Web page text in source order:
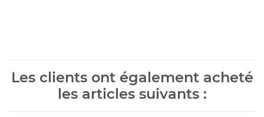
Les clients ont également acheté
les articles suivants :